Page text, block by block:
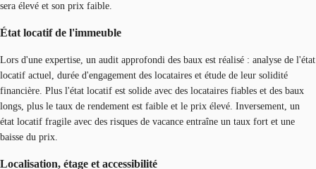
sera élevé et son prix faible.
État locatif de l'immeuble
Lors d'une expertise, un audit approfondi des baux est réalisé : analyse de l'état
locatif actuel, durée d'engagement des locataires et étude de leur solidité
financière. Plus l'état locatif est solide avec des locataires fiables et des baux
longs, plus le taux de rendement est faible et le prix élevé. Inversement, un
état locatif fragile avec des risques de vacance entraîne un taux fort et une
baisse du prix.
Localisation, étage et accessibilité